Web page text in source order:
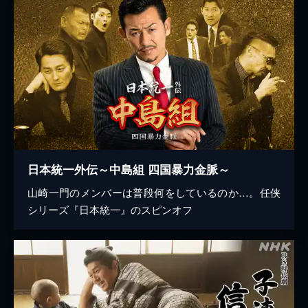
日本統一外伝～中島組 四国暴力金脈～
山崎一門のメンバーは普段何をしているのか…。任侠
シリーズ『日本統一』のスピンオフ